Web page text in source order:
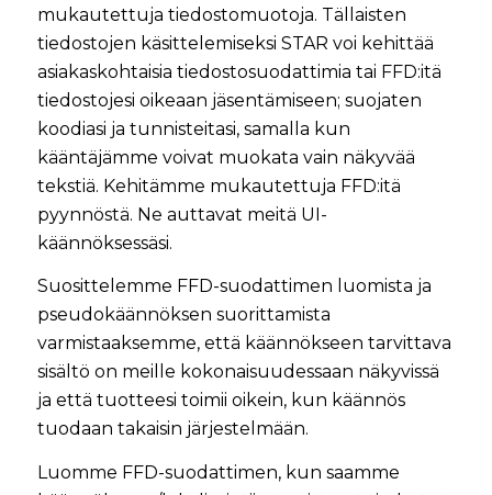
mukautettuja tiedostomuotoja. Tällaisten
tiedostojen käsittelemiseksi STAR voi kehittää
asiakaskohtaisia tiedostosuodattimia tai FFD:itä
tiedostojesi oikeaan jäsentämiseen; suojaten
koodiasi ja tunnisteitasi, samalla kun
kääntäjämme voivat muokata vain näkyvää
tekstiä. Kehitämme mukautettuja FFD:itä
pyynnöstä. Ne auttavat meitä UI-
käännöksessäsi.
Suosittelemme FFD-suodattimen luomista ja
pseudokäännöksen suorittamista
varmistaaksemme, että käännökseen tarvittava
sisältö on meille kokonaisuudessaan näkyvissä
ja että tuotteesi toimii oikein, kun käännös
tuodaan takaisin järjestelmään.
Luomme FFD-suodattimen, kun saamme